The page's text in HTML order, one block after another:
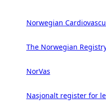
Norwegian
The Norwegian
NorVas
Nasjonalt register for